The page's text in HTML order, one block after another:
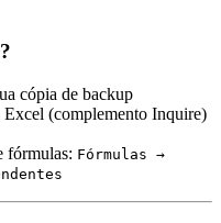
cópia de backup
(complemento Inquire)
fórmulas: Fórmulas →